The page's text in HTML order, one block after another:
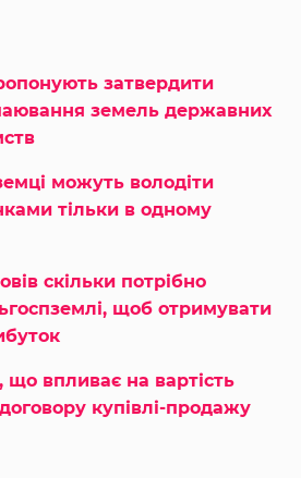
затвердити
земель державних
можуть володіти
тільки в одному
скільки потрібно
щоб отримувати
що впливає на вартість
купівлі-продажу